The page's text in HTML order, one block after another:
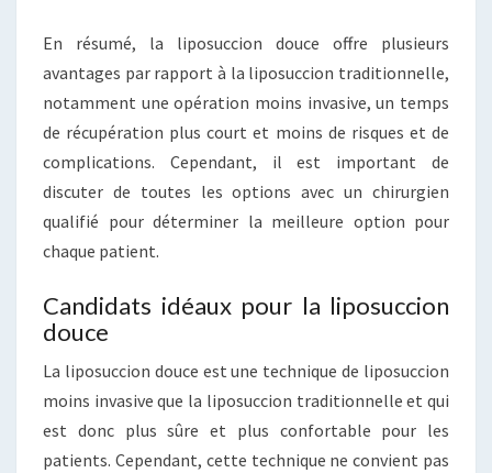
En résumé, la liposuccion douce offre plusieurs
avantages par rapport à la liposuccion traditionnelle,
notamment une opération moins invasive, un temps
de récupération plus court et moins de risques et de
complications. Cependant, il est important de
discuter de toutes les options avec un chirurgien
qualifié pour déterminer la meilleure option pour
chaque patient.
Candidats idéaux pour la liposuccion
douce
La liposuccion douce est une technique de liposuccion
moins invasive que la liposuccion traditionnelle et qui
est donc plus sûre et plus confortable pour les
patients. Cependant, cette technique ne convient pas